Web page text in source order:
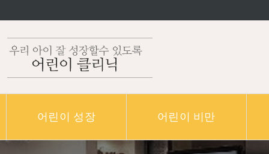
어린이 성장 어린이 비만